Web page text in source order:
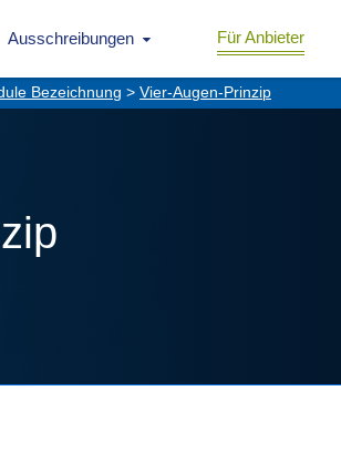
Ausschreibungen Für Anbieter
Bezeichnung > Vier-Augen-Prinzip